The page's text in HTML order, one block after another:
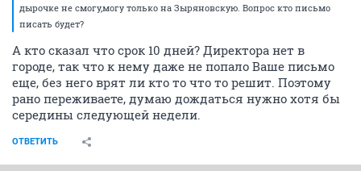
дырочке не смогу,могу только на Зыряновскую. Вопрос кто письмо
писать будет?
А кто сказал что срок 10 дней? Директора нет в
городе, так что к нему даже не попало Ваше письмо
еще, без него врят ли кто то что то решит. Поэтому
рано переживаете, думаю дождаться нужно хотя бы
середины следующей недели.
ОТВЕТИТЬ